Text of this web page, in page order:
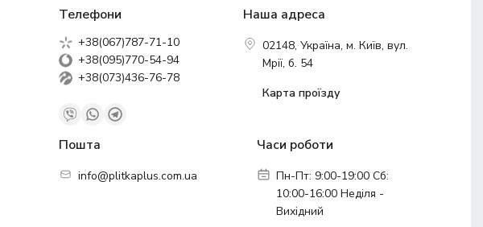
Телефони
+38(067)787-71-10
+38(095)770-54-94
+38(073)436-76-78
Наша адреса
02148, Україна, м. Київ, вул.
Мрії, б. 54
Карта проїзду
Пошта
info@plitkaplus.com.ua
Часи роботи
Пн-Пт: 9:00-19:00 Сб:
10:00-16:00 Неділя -
Вихідний